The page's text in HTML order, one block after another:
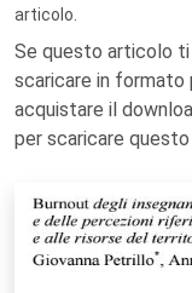
articolo.
Se questo articolo ti
scaricare in formato
acquistare il
per scaricare